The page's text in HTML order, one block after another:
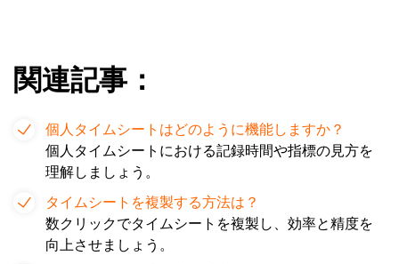
関連記事：
個人タイムシートはどのように機能しますか？
個人タイムシートにおける記録時間や指標の見方を
理解しましょう。
タイムシートを複製する方法は？
数クリックでタイムシートを複製し、効率と精度を
向上させましょう。